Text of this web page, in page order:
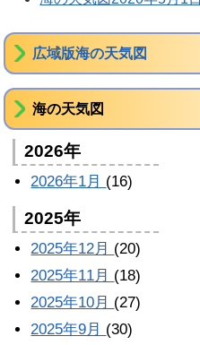
広域版海の天気図
海の天気図
2026年
2026年1月 (16)
2025年
2025年12月 (20)
2025年11月 (18)
2025年10月 (27)
2025年9月 (30)